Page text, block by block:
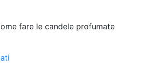
fare le candele profumate